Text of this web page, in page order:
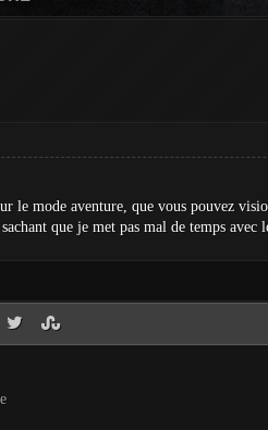
le mode aventure, que vous pouvez
que je met pas mal de temps avec